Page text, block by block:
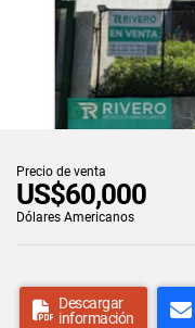
Precio de venta
US$60,000
Dólares Americanos
Descargar
información